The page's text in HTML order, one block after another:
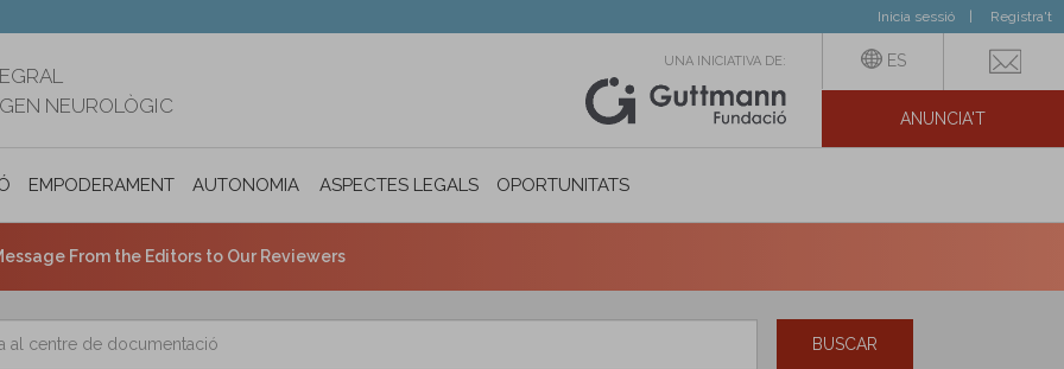
Inicia sessió Registra't
NEUROLÒGIC
UNA INICIATIVA DE: ES
ANUNCIA'T
EMPODERAMENT AUTONOMIA PERSONAL I INCLUSIÓ SOCIAL
ASPECTES LEGALS OPORTUNITATS
From the Editors to Our Reviewers
BUSCAR